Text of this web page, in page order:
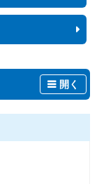
開く